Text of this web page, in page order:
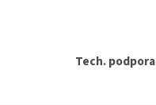
Tech. podpora